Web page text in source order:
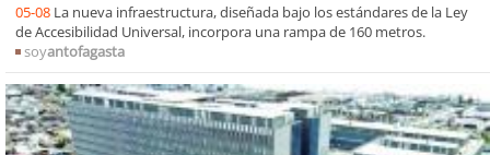
05-08 La nueva infraestructura, diseñada bajo los estándares de la Ley
de Accesibilidad Universal, incorpora una rampa de 160 metros.
soyantofagasta